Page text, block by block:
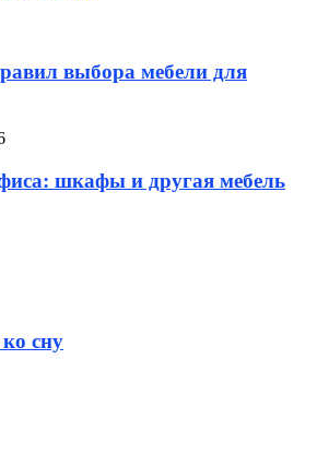
выбора мебели для
шкафы и другая мебель
сну